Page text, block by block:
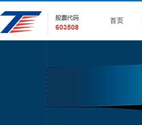
首页